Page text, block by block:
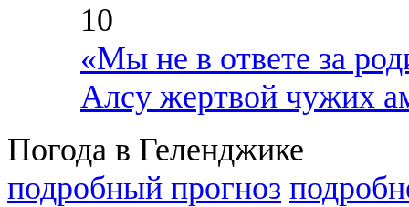
10
«Мы не в ответе за
Алсу жертвой чужих
Погода в Геленджике
подробный прогноз